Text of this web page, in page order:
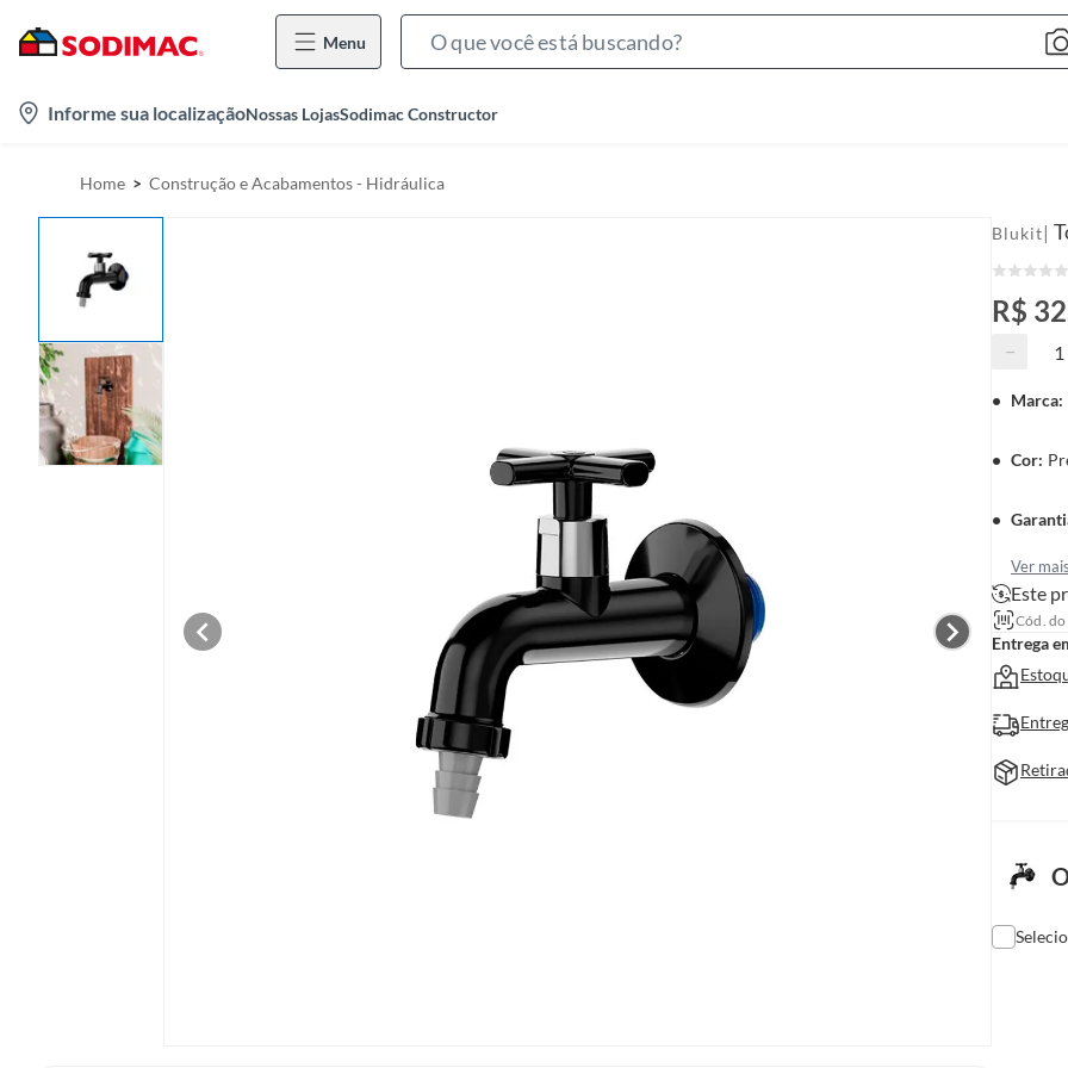
Menu
Informe sua localizaçãoNossas LojasSodimac Constructor
Home Construção e Acabamentos - Hidráulica
Blukit|
R$
−
Marca:
Cor:
Ver mais
Este
Cód.
Entrega